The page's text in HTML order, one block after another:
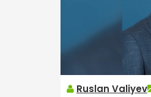
Ruslan Valiyev